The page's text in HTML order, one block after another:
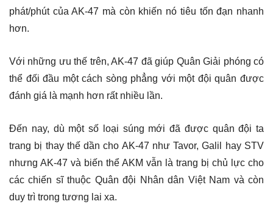
phát/phút của AK-47 mà còn khiến nó tiêu tốn đạn nhanh
hơn.
Với những ưu thế trên, AK-47 đã giúp Quân Giải phóng có
thể đối đầu một cách sòng phẳng với một đội quân được
đánh giá là mạnh hơn rất nhiều lần.
Đến nay, dù một số loại súng mới đã được quân đội ta
trang bị thay thế dần cho AK-47 như Tavor, Galil hay STV
nhưng AK-47 và biến thể AKM vẫn là trang bị chủ lực cho
các chiến sĩ thuộc Quân đội Nhân dân Việt Nam và còn
duy trì trong tương lai xa.